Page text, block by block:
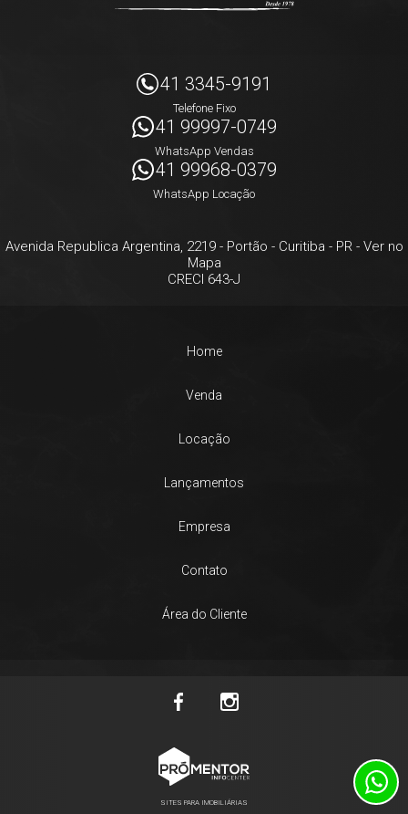
41 3345-9191
Telefone Fixo
41 99997-0749
WhatsApp Vendas
41 99968-0379
WhatsApp Locação
Avenida Republica Argentina, 2219- Portão - Curitiba - PR- Ver no
Mapa
CRECI 643-J
Home
Venda
Locação
Lançamentos
Empresa
Contato
Área do Cliente
SITES PARA IMOBILIÁRIAS